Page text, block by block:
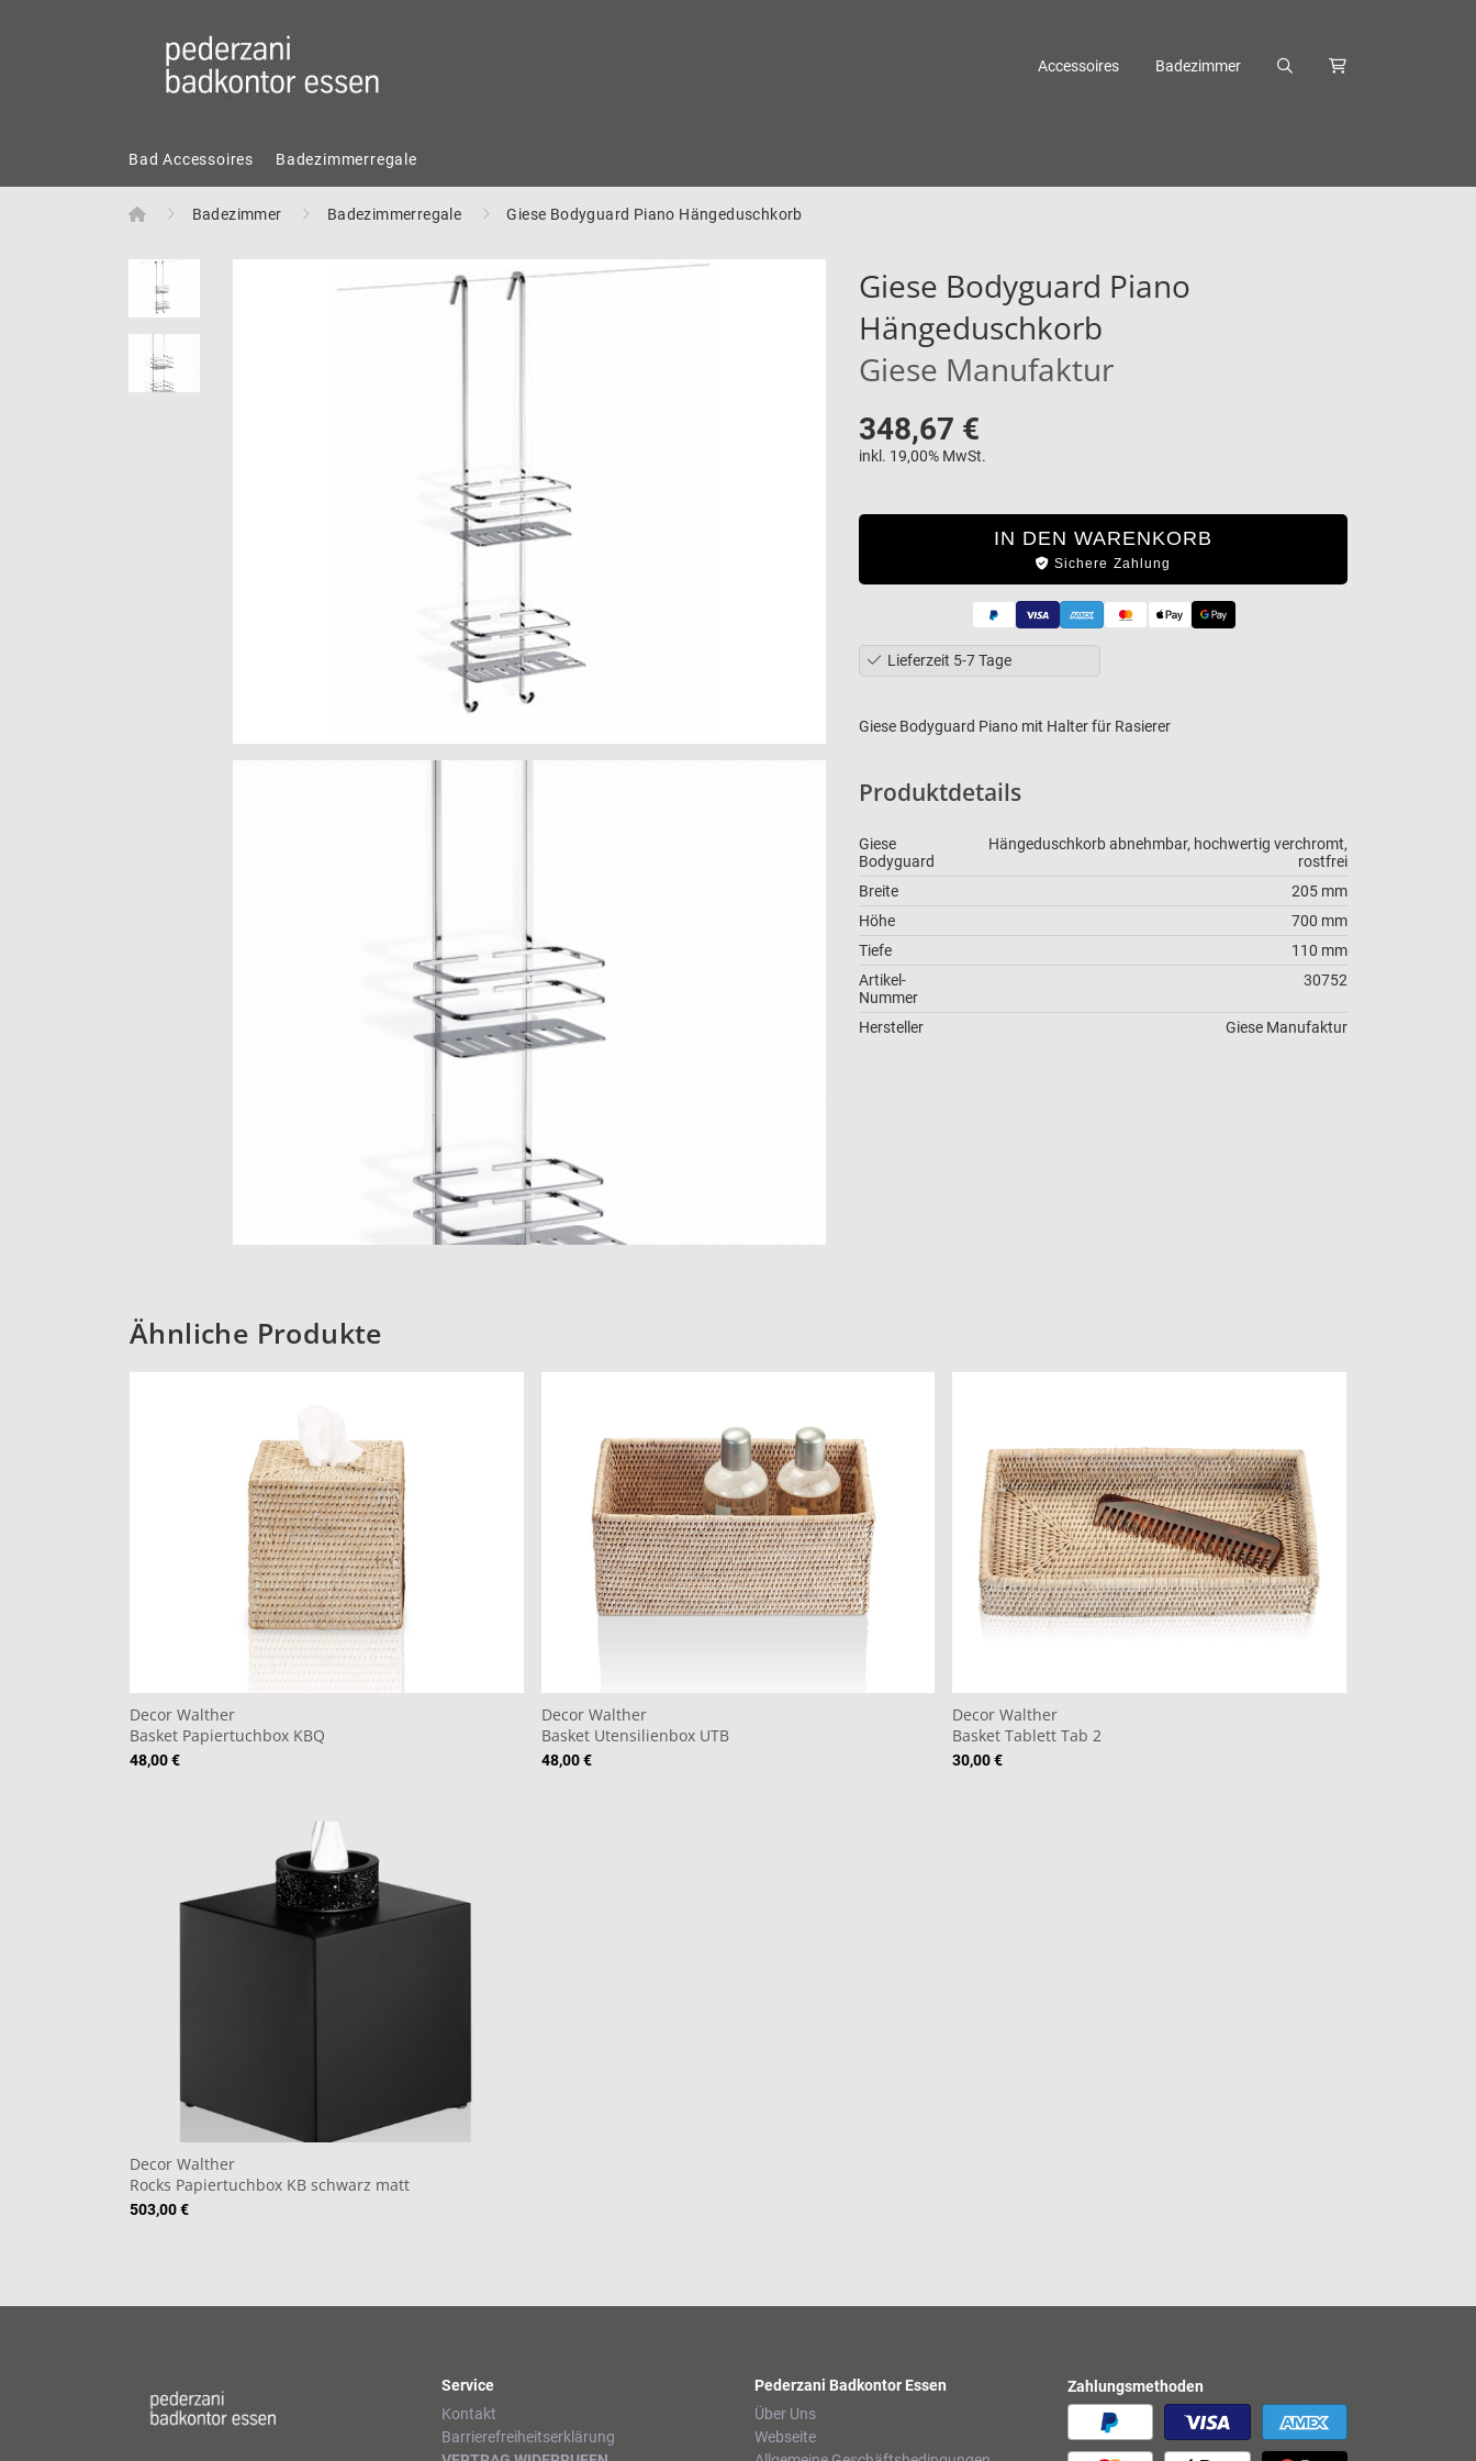
Accessoires Badezimmer
Bad Accessoires Badezimmerregale
Home Badezimmer Badezimmerregale Giese Bodyguard Piano Hängeduschkorb
Giese Bodyguard Piano
Hängeduschkorb
Giese Manufaktur
348,67 €
inkl. 19,00% MwSt.
IN DEN WARENKORB
Sichere Zahlung
Lieferzeit 5-7 Tage
Giese Bodyguard Piano mit Halter für Rasierer
Produktdetails
Giese
Bodyguard
Hängeduschkorb abnehmbar, hochwertig verchromt,
rostfrei
Breite
205 mm
Höhe
700 mm
Tiefe
110 mm
Artikel-
Nummer
30752
Hersteller Giese Manufaktur
Ähnliche Produkte
Decor Walther
Basket Papiertuchbox KBQ
48,00 €
Decor Walther
Basket Utensilienbox UTB
48,00 €
Decor Walther
Basket Tablett Tab 2
30,00 €
Decor Walther
Rocks Papiertuchbox KB schwarz matt
503,00 €
Service
Kontakt
Barrierefreiheitserklärung
Pederzani Badkontor Essen
Über Uns
Webseite
Zahlungsmethoden